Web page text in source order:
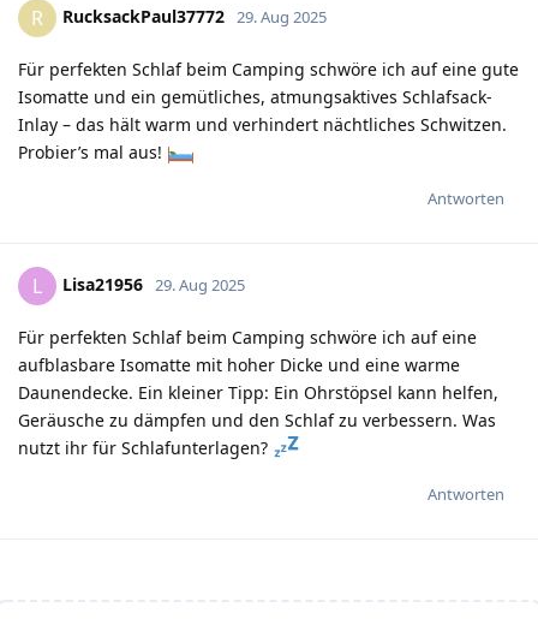
R RucksackPaul37772 29. Aug 2025
Für perfekten Schlaf beim Camping schwöre ich auf eine gute
Isomatte und ein gemütliches, atmungsaktives Schlafsack-
Inlay – das hält warm und verhindert nächtliches Schwitzen.
Probier’s mal aus!
Antworten
L Lisa21956 29. Aug 2025
Für perfekten Schlaf beim Camping schwöre ich auf eine
aufblasbare Isomatte mit hoher Dicke und eine warme
Daunendecke. Ein kleiner Tipp: Ein Ohrstöpsel kann helfen,
Geräusche zu dämpfen und den Schlaf zu verbessern. Was
nutzt ihr für Schlafunterlagen?
Antworten